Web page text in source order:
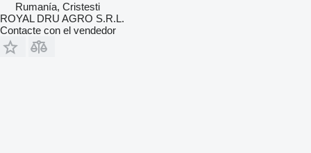
Rumanía, Cristesti
ROYAL DRU AGRO S.R.L.
Contacte con el vendedor